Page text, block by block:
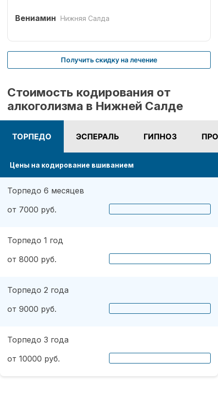
сроком на три года. Вшивание препаратов
лечение. Врачом наркологом было подобрано
несколько начальных эффективных методик
для меня. Я завязал с приемом спиртных
конечно не обошлось.). На учете нигде не
состою. И вот срок кодировки уже прошел,
но я пить не хочу совсем. Я отказался от
употребления алкоголя навсегда. Спасибо!
Вениамин Нижняя Салда
Получить скидку на лечение
Стоимость кодирования от
алкоголизма в Нижней Салде
ТОРПЕДО ЭСПЕРАЛЬ ГИПНОЗ
Цены на кодирование вшиванием
Торпедо 6 месяцев
от 7000 руб.
Торпедо 1 год
от 8000 руб.
Торпедо 2 года
от 9000 руб.
Торпедо 3 года
от 10000 руб.